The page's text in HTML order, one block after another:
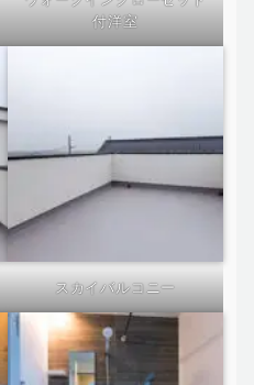
付洋室
スカイバルコニー